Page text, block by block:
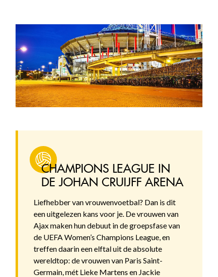
CHAMPIONS LEAGUE IN
DE JOHAN CRUIJFF ARENA
Liefhebber van vrouwenvoetbal? Dan is dit
een uitgelezen kans voor je. De vrouwen van
Ajax maken hun debuut in de groepsfase van
de UEFA Women’s Champions League, en
treffen daarin een elftal uit de absolute
wereldtop: de vrouwen van Paris Saint-
Germain, mét Lieke Martens en Jackie